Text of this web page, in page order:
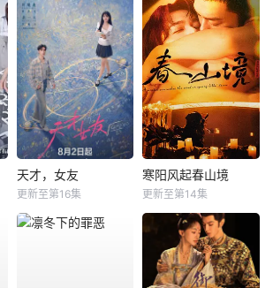
天才，女友
更新至第16集
寒阳风起春山境
更新至第14集